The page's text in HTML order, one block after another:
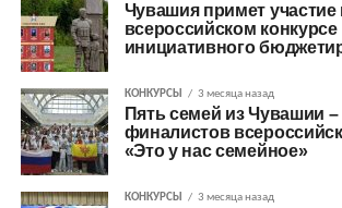
Чувашия примет участие
всероссийском конкурсе
инициативного
КОНКУРСЫ 3 месяца назад
Пять семей из Чувашии –
финалистов
«Это у нас семейное»
КОНКУРСЫ 3 месяца назад